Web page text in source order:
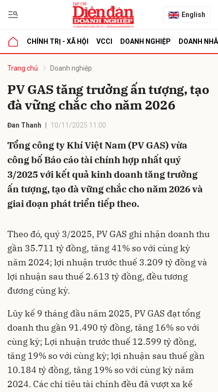
English
CHÍNH TRỊ - XÃ HỘI VCCI DOANH NGHIỆP DOANH
Trang chủ Doanh nghiệp
PV GAS tăng trưởng ấn tượng, tạo
đà vững chắc cho năm 2026
Đan Thanh 10/11/2025 11:00
Tổng công ty Khí Việt Nam (PV GAS) vừa
công bố Báo cáo tài chính hợp nhất quý
3/2025 với kết quả kinh doanh tăng trưởng
ấn tượng, tạo đà vững chắc cho năm 2026 và
giai đoạn phát triển tiếp theo.
Theo đó, quý 3/2025, PV GAS ghi nhận doanh thu
gần 35.711 tỷ đồng, tăng 41% so với cùng kỳ
năm 2024; lợi nhuận trước thuế 3.209 tỷ đồng và
lợi nhuận sau thuế 2.613 tỷ đồng, đều tương
đương cùng kỳ.
Lũy kế 9 tháng đầu năm 2025, PV GAS đạt tổng
doanh thu gần 91.490 tỷ đồng, tăng 16% so với
cùng kỳ; Lợi nhuận trước thuế 12.599 tỷ đồng,
tăng 19% so với cùng kỳ; lợi nhuận sau thuế gần
10.184 tỷ đồng, tăng 19% so với cùng kỳ năm
2024. Các chỉ tiêu tài chính đều đã vượt xa kế
luận
Hủy